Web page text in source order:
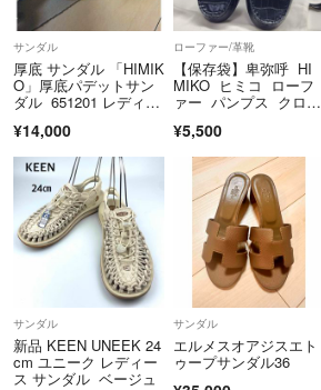
サンダル
厚底 サンダル 「HIMIK
O」厚底パデットサン
ダル 651201 レディー
¥14,000
ローファー/革靴
【保存袋】卑弥呼 HI
MIKO ヒミコ ローフ
ァー パンプス クロコ
ー ブラック 黒 23,
5 靴 レディース
¥5,500
サンダル
新品 KEEN UNEEK 24
cm ユニーク レディー
ス サンダル ベージュ
サンダル
エルメスオアジスエト
ゥープサンダル36